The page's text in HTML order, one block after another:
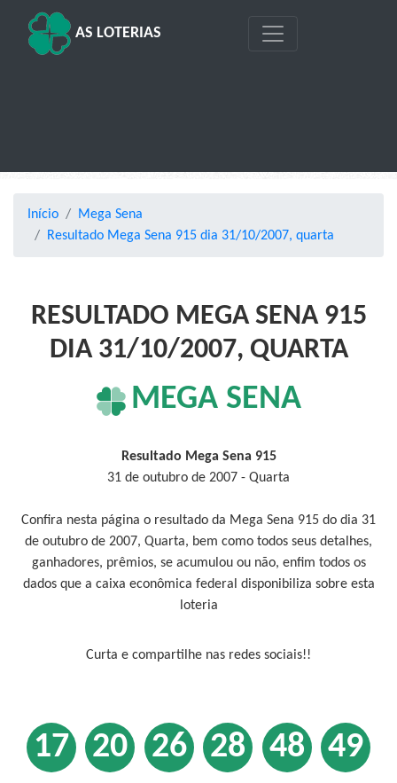
AS LOTERIAS
Início
Mega Sena
Resultado Mega Sena 915 dia 31/10/2007, quarta
RESULTADO MEGA SENA 915
DIA 31/10/2007, QUARTA
MEGA SENA
Resultado Mega Sena 915
31 de outubro de 2007 - Quarta
Confira nesta página o resultado da Mega Sena 915 do dia 31
de outubro de 2007, Quarta, bem como todos seus detalhes,
ganhadores, prêmios, se acumulou ou não, enfim todos os
dados que a caixa econômica federal disponibiliza sobre esta
loteria
Curta e compartilhe nas redes sociais!!
17 20 26 28 48 49